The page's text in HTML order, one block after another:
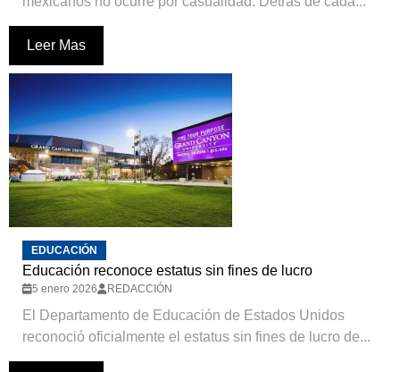
Leer Mas
EDUCACIÓN
Educación reconoce estatus sin fines de lucro
5 enero 2026 REDACCIÓN
El Departamento de Educación de Estados Unidos
reconoció oficialmente el estatus sin fines de lucro de...